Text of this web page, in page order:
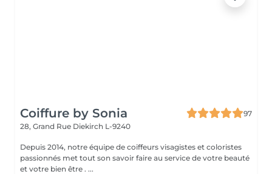
Coiffure by Sonia
97
28, Grand Rue Diekirch L-9240
Depuis 2014, notre équipe de coiffeurs visagistes et coloristes
passionnés met tout son savoir faire au service de votre beauté
et votre bien être . ...